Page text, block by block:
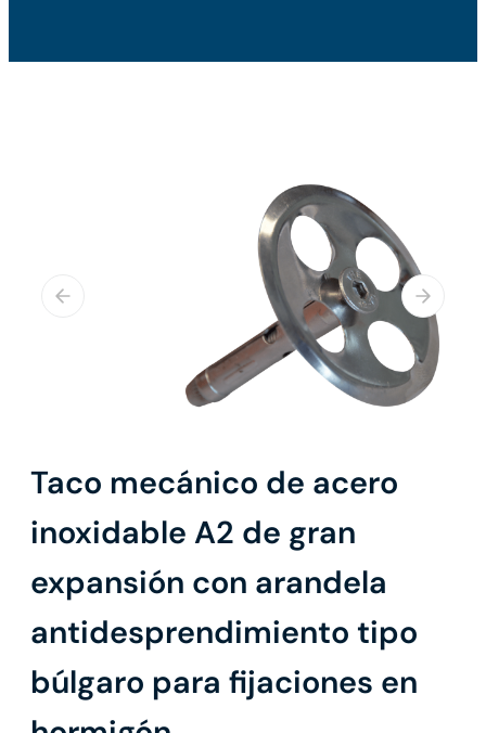
Taco mecánico de acero
inoxidable A2 de gran
expansión con arandela
antidesprendimiento tipo
búlgaro para fijaciones en